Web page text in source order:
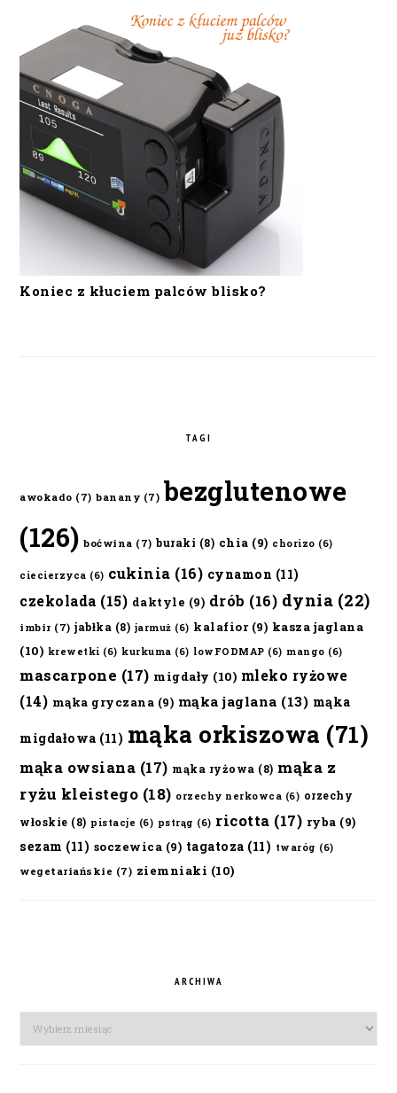
Koniec z kłuciem palców blisko?
TAGI
awokado (7) banany (7) bezglutenowe
(126) boćwina (7) buraki (8) chia (9) chorizo (6)
ciecierzyca (6) cukinia (16) cynamon (11)
czekolada (15) daktyle (9) drób (16) dynia (22)
imbir (7) jabłka (8) jarmuż (6) kalafior(9) kasza jaglana
(10) krewetki (6) kurkuma (6) lowFODMAP (6) mango (6)
mascarpone (17) migdały (10) mleko ryżowe
(14) mąka gryczana (9) mąka jaglana (13) mąka
migdałowa (11) mąka orkiszowa (71)
mąka owsiana (17) mąka ryżowa (8) mąka z
ryżu kleistego (18) orzechy nerkowca (6) orzechy
włoskie (8) pistacje (6) pstrąg (6) ricotta (17) ryba (9)
sezam (11) soczewica (9) tagatoza (11) twaróg (6)
wegetariańskie (7) ziemniaki (10)
ARCHIWA
Archiwa